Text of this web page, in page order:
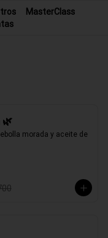
MasterClass
🌿
morada y aceite de